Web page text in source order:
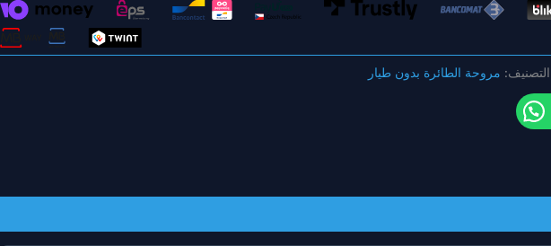
التصنيف: مروحة الطائرة بدون طيار